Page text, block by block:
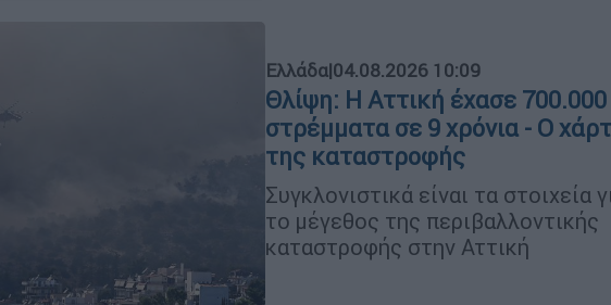
Ελλάδα|04.08.2026 10:09
Θλίψη: Η Αττική έχασε 700.000
στρέμματα σε 9 χρόνια - Ο
της καταστροφής
Συγκλονιστικά είναι τα στοιχεία
το μέγεθος της περιβαλλοντικής
καταστροφής στην Αττική